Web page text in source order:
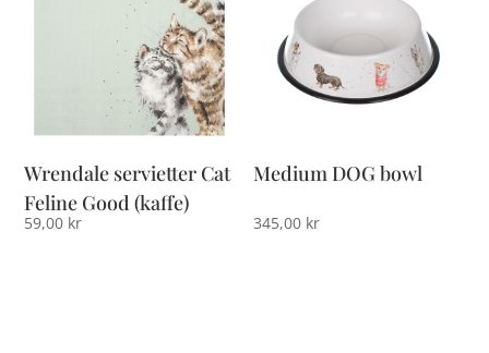
Wrendale servietter Cat
Feline Good (kaffe)
59,00 kr
Medium DOG bowl
345,00 kr